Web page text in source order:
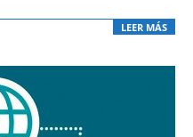
LEER MÁS